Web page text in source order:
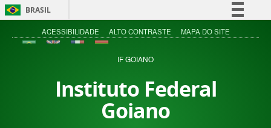
BRASIL
Simplifique!
Acesso à informação
ACESSIBILIDADE ALTO CONTRASTE MAPA DO SITE
IF GOIANO
Instituto Federal
Goiano